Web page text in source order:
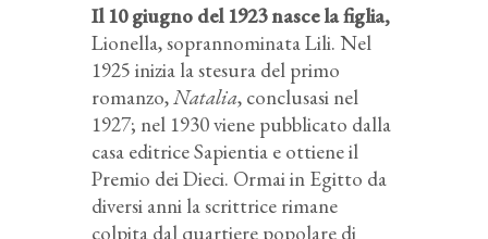
Il 10 giugno del 1923 nasce la figlia,
Lionella, soprannominata Lili. Nel
1925 inizia la stesura del primo
romanzo,Natalia, conclusasi nel
1927; nel 1930 viene pubblicato dalla
casa editrice Sapientia e ottiene il
Premio dei Dieci. Ormai in Egitto da
diversi anni la scrittrice rimane
colpita dal quartiere popolare di